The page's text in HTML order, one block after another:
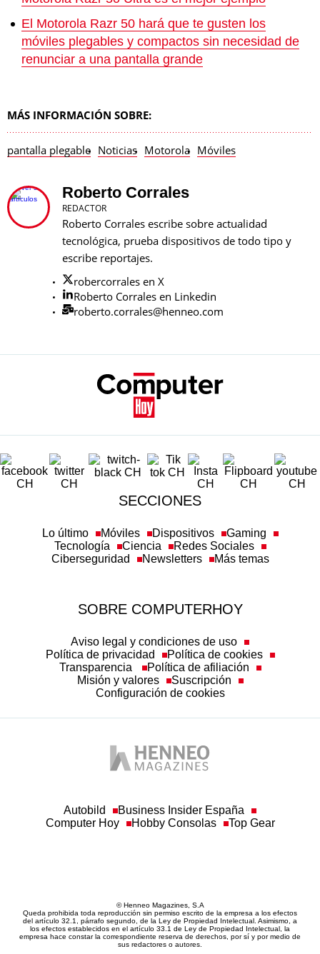
El Motorola Razr 50 hará que te gusten los
móviles plegables y compactos sin necesidad de
renunciar a una pantalla grande
MÁS INFORMACIÓN SOBRE:
pantalla plegable Noticias Motorola Móviles
Roberto Corrales
REDACTOR
Roberto Corrales escribe sobre actualidad
tecnológica, prueba dispositivos de todo tipo y
escribe reportajes.
robercorrales en X
Roberto Corrales en Linkedin
roberto.corrales@henneo.com
SECCIONES
Móviles Dispositivos
Aviso legal y condiciones de uso
Misión y valores
Suscripción
Configuración de cookies
Business Insider España
sus redactores o autores.